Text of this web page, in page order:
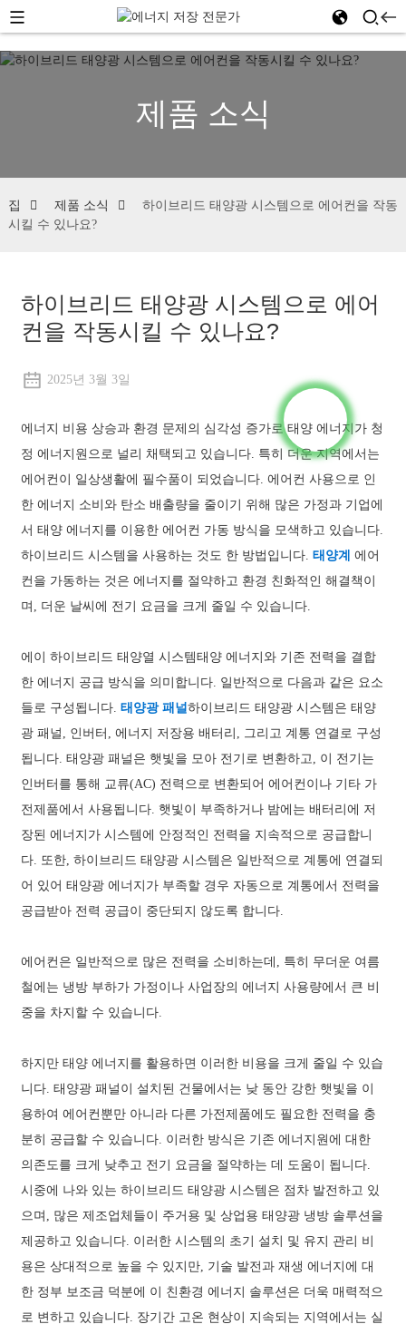
제품 소식
집 제품 소식
하이브리드 태양광 시스템으로 에어컨을 작동
시킬 수 있나요?
하이브리드 태양광 시스템으로 에어
컨을 작동시킬 수 있나요?
2025년 3월 3일
에너지 비용 상승과 환경 문제의 심각성 증가로 태양 에너지가 청
정 에너지원으로 널리 채택되고 있습니다. 특히 더운 지역에서는
에어컨이 일상생활에 필수품이 되었습니다. 에어컨 사용으로 인
한 에너지 소비와 탄소 배출량을 줄이기 위해 많은 가정과 기업에
서 태양 에너지를 이용한 에어컨 가동 방식을 모색하고 있습니다.
하이브리드 시스템을 사용하는 것도 한 방법입니다. 태양계 에어
컨을 가동하는 것은 에너지를 절약하고 환경 친화적인 해결책이
며, 더운 날씨에 전기 요금을 크게 줄일 수 있습니다.
에이 하이브리드 태양열 시스템태양 에너지와 기존 전력을 결합
한 에너지 공급 방식을 의미합니다. 일반적으로 다음과 같은 요소
들로 구성됩니다. 태양광 패널 하이브리드 태양광 시스템은 태양
광 패널, 인버터, 에너지 저장용 배터리, 그리고 계통 연결로 구성
됩니다. 태양광 패널은 햇빛을 모아 전기로 변환하고, 이 전기는
인버터를 통해 교류(AC) 전력으로 변환되어 에어컨이나 기타 가
전제품에서 사용됩니다. 햇빛이 부족하거나 밤에는 배터리에 저
장된 에너지가 시스템에 안정적인 전력을 지속적으로 공급합니
다. 또한, 하이브리드 태양광 시스템은 일반적으로 계통에 연결되
어 있어 태양광 에너지가 부족할 경우 자동으로 계통에서 전력을
공급받아 전력 공급이 중단되지 않도록 합니다.
에어컨은 일반적으로 많은 전력을 소비하는데, 특히 무더운 여름
철에는 냉방 부하가 가정이나 사업장의 에너지 사용량에서 큰 비
중을 차지할 수 있습니다.
하지만 태양 에너지를 활용하면 이러한 비용을 크게 줄일 수 있습
니다. 태양광 패널이 설치된 건물에서는 낮 동안 강한 햇빛을 이
용하여 에어컨뿐만 아니라 다른 가전제품에도 필요한 전력을 충
분히 공급할 수 있습니다. 이러한 방식은 기존 에너지원에 대한
의존도를 크게 낮추고 전기 요금을 절약하는 데 도움이 됩니다.
시중에 나와 있는 하이브리드 태양광 시스템은 점차 발전하고 있
으며, 많은 제조업체들이 주거용 및 상업용 태양광 냉방 솔루션을
제공하고 있습니다. 이러한 시스템의 초기 설치 및 유지 관리 비
용은 상대적으로 높을 수 있지만, 기술 발전과 재생 에너지에 대
한 정부 보조금 덕분에 이 친환경 에너지 솔루션은 더욱 매력적으
로 변하고 있습니다. 장기간 고온 현상이 지속되는 지역에서는 실